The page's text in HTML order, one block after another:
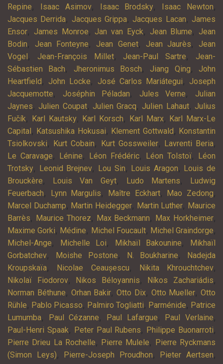
Repine, Isaac Asimov, Isaac Brodsky, Isaac Newton,
Jacques Derrida, Jacques Grippa, Jacques Lacan, James
Ensor, James Monroe, Jan van Eyck, Jean Blume, Jean
Bodin, Jean Fonteyne, Jean Genet, Jean Jaurès, Jean
Vogel , Jean-François Millet, Jean-Paul Sartre, Jean-
Sébastien Bach, Jheronimus Bosch, Jiang Qing, John
Heartfield , John Locke, José Carlos Mariátegui, Joseph
Jacquemotte, Joséphin Péladan, Jules Verne, Julian
Jaynes, Julien Coupat, Julien Gracq, Julien Lahaut, Julius
Fučík, Karl Kautsky, Karl Korsch, Karl Marx, Karl Marx-Le
Capital , Katsushika Hokusai, Klement Gottwald , Konstantin
Tsiolkovski, Kurt Cobain, Kurt Gossweiler, Lavrenti Beria,
Le Caravage, Lénine, Léon Frédéric, Léon Tolstoï,
Léon
Trotsky, Leonid Brejnev, Lou Sin, Louis Aragon, Louis de
Brouckère, Louis Van Geyt, Ludo Martens,
Ludwig
Feuerbach, Lynn Margulis, Maître Eckhart, Mao Zedong,
Marcel Duchamp, Martin Heidegger, Martin Luther, Maurice
Barrès, Maurice Thorez, Max Beckmann, Max Horkheimer,
Maxime Gorki, Médine, Michel Foucault, Michel Graindorge,
Michel-Ange, Michelle Loi, Mikhaïl Bakounine,
Mikhaïl
Gorbatchev, Moishe Postone, N. Boukharine,
Nadejda
Kroupskaïa, Nicolae Ceaușescu, Nikita Khrouchtchev,
Nikolaï Fiodorov, Nikos Béloyannis, Níkos Zachariádis,
Norman Béthune, Orhan Bakir, Otto Dix, Otto Mueller, Otto
Rühle, Pablo Picasso, Palmiro Togliatti, Parménide, Patrice
Lumumba, Paul Cézanne, Paul Lafargue, Paul Verlaine,
Paul-Henri Spaak, Peter Paul Rubens, Philippe Buonarroti,
Pierre Drieu La Rochelle, Pierre Mulele,
Pierre Ryckmans
(Simon Leys), Pierre-Joseph Proudhon, Pieter Aertsen,